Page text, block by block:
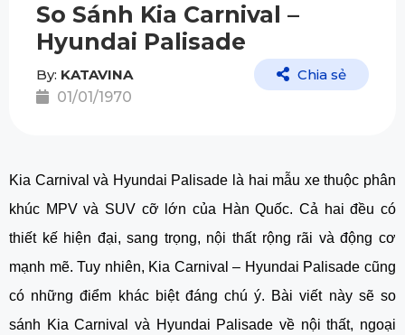
So Sánh Kia Carnival –
Hyundai Palisade
By: KATAVINA
01/01/1970
Chia sẻ
Kia Carnival và Hyundai Palisade là hai mẫu xe thuộc phân
khúc MPV và SUV cỡ lớn của Hàn Quốc. Cả hai đều có
thiết kế hiện đại, sang trọng, nội thất rộng rãi và động cơ
mạnh mẽ. Tuy nhiên, Kia Carnival – Hyundai Palisade cũng
có những điểm khác biệt đáng chú ý. Bài viết này sẽ so
sánh Kia Carnival và Hyundai Palisade về nội thất, ngoại